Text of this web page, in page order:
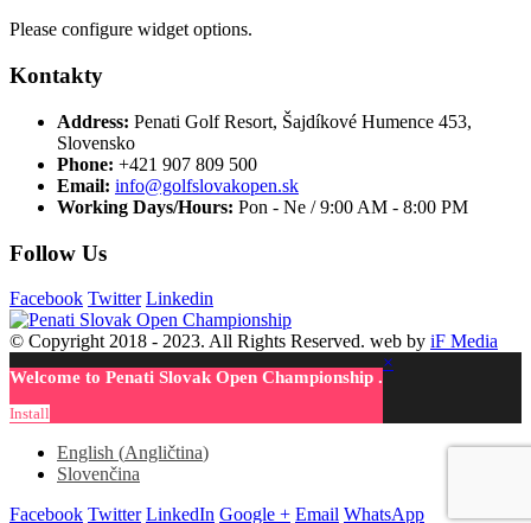
Please configure widget options.
Kontakty
Address: Penati Golf Resort, Šajdíkové Humence 453,
Slovensko
Phone: +421 907 809 500
Email: info@golfslovakopen.sk
Working Days/Hours: Pon - Ne / 9:00 AM - 8:00 PM
Follow Us
Facebook Twitter Linkedin
© Copyright 2018 - 2023. All Rights Reserved. web by iF Media
Welcome to Penati Slovak Open Championship .
Install
×
English (Angličtina)
Slovenčina
Facebook Twitter LinkedIn Google + Email WhatsApp